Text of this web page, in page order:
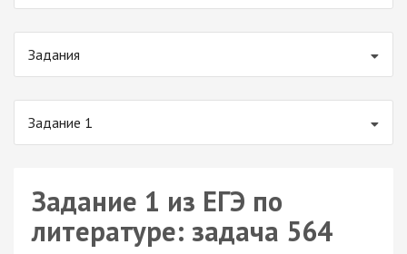
Задания
Задание 1
Задание 1 из ЕГЭ по
литературе: задача 564